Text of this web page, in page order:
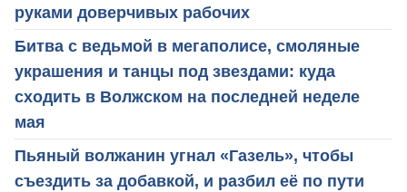
руками доверчивых рабочих
Битва с ведьмой в мегаполисе, смоляные
украшения и танцы под звездами: куда
сходить в Волжском на последней неделе
мая
Пьяный волжанин угнал «Газель», чтобы
съездить за добавкой, и разбил её по пути